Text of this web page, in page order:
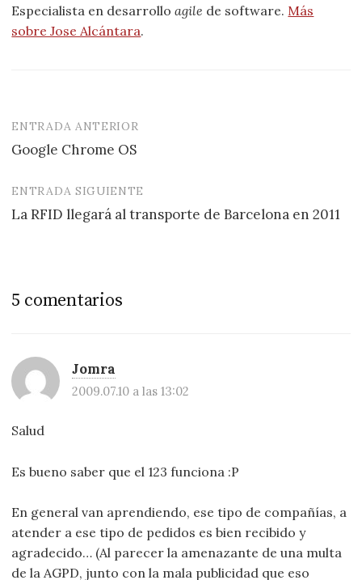
Especialista en desarrolloagile de software. Más
sobre Jose Alcántara.
Navegación
de
entradas
ENTRADA ANTERIOR
Google Chrome OS
ENTRADA SIGUIENTE
La RFID llegará al transporte de Barcelona en 2011
5 comentarios
Jomra
2009.07.10 a las 13:02
Salud
Es bueno saber que el 123 funciona :P
En general van aprendiendo, ese tipo de compañías, a
atender a ese tipo de pedidos es bien recibido y
agradecido… (Al parecer la amenazante de una multa
de la AGPD, junto con la mala publicidad que eso